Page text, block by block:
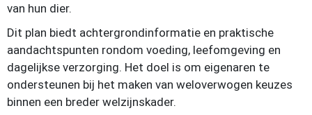
van hun dier.
Dit plan biedt achtergrondinformatie en praktische
aandachtspunten rondom voeding, leefomgeving en
dagelijkse verzorging. Het doel is om eigenaren te
ondersteunen bij het maken van weloverwogen keuzes
binnen een breder welzijnskader.